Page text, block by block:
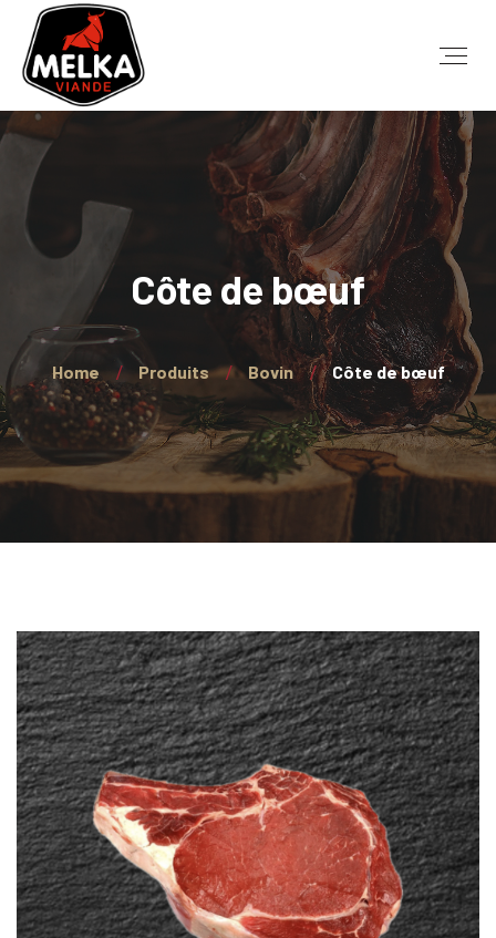
Côte de bœuf
Home Produits Bovin Côte de bœuf